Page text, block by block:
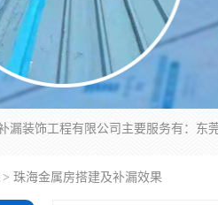
> 珠海金属房搭建及补漏效果